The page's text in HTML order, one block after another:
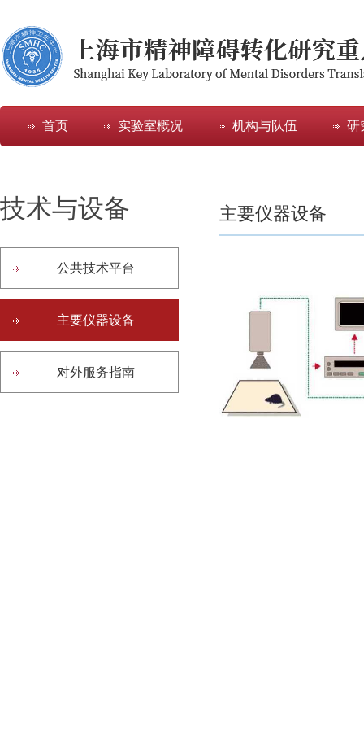
首页 实验室概况 机构与队伍 研
技术与设备
公共技术平台
主要仪器设备
对外服务指南
主要仪器设备